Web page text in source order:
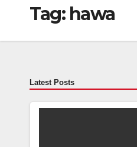
Tag: hawa
Latest Posts